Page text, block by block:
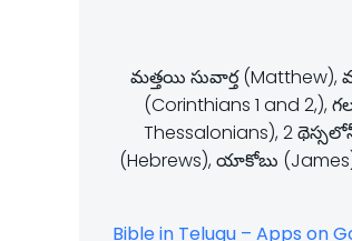
మత్తయి సువార్త (Matthew),
(Corinthians 1 and 2,),
Thessalonians), 2
(Hebrews), యాకోబు
Bible in Telugu – Apps on